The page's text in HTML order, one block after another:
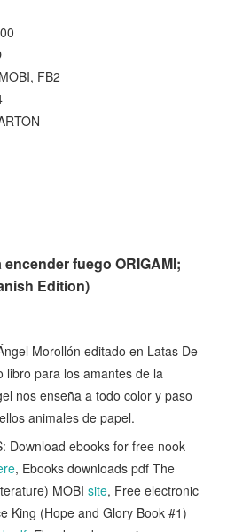
FB2
fuego ORIGAMI;
Edition)
Morollón editado en Latas De
libro para los amantes de la
nos enseña a todo color y paso
animales de papel.
Download ebooks for free nook
, Ebooks downloads pdf The
MOBI site, Free electronic
King (Hope and Glory Book #1)